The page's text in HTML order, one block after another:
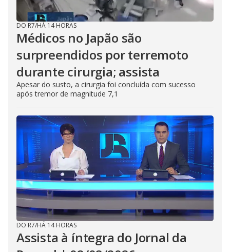
DO R7/HÁ 14 HORAS
Médicos no Japão são
surpreendidos por terremoto
durante cirurgia; assista
Apesar do susto, a cirurgia foi concluída com sucesso
após tremor de magnitude 7,1
DO R7/HÁ 14 HORAS
Assista à íntegra do Jornal da